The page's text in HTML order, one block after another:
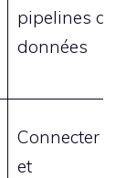
pipelines de
données
Connecter IA
et